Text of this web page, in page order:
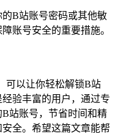
B站账号密码或其他敏
账号安全的重要措施。
可以让你轻松解锁B站
验丰富的用户，通过专
站账号，节省时间和精
全。希望这篇文章能帮